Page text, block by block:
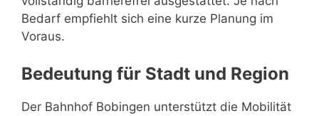
Bedarf empfiehlt sich eine kurze Planung im
Voraus.
Bedeutung für Stadt und Region
Der Bahnhof Bobingen unterstützt die Mobilität